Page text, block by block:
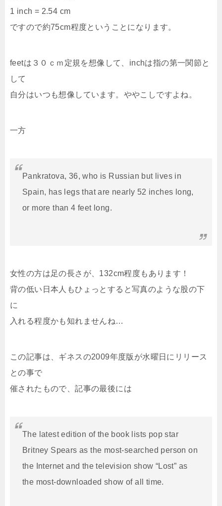
1 inch = 2.54 cm
ですので約75cm程度ということになります。
feetは３０ｃｍ定規を想像して、inchは指の第一関節と
して
自分はいつも想像しています。ややこしですよね。
一方
Pankratova, 36, who is Russian but lives in
Spain, has legs that are nearly 52 inches long,
or more than 4 feet long.
女性の方は足の長さが、132cm程度もあります！
背の低い日本人もひょっとすると写真のような股の下
に
入れる程度かも知れませんね…
この記事は、ギネスの2009年度版が水曜日にリリース
との事で
催されたもので、記事の最後には
The latest edition of the book lists pop star
Britney Spears as the most-searched person on
the Internet and the television show “Lost” as
the most-downloaded show of all time.